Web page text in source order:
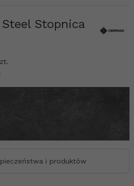
Stopnica
i produktów